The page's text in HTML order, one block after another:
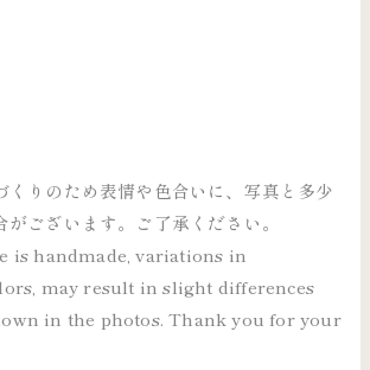
くりのため表情や色合いに、写真と多少
ございます。ご了承ください。
is handmade, variations in
may result in slight differences
in the photos. Thank you for your